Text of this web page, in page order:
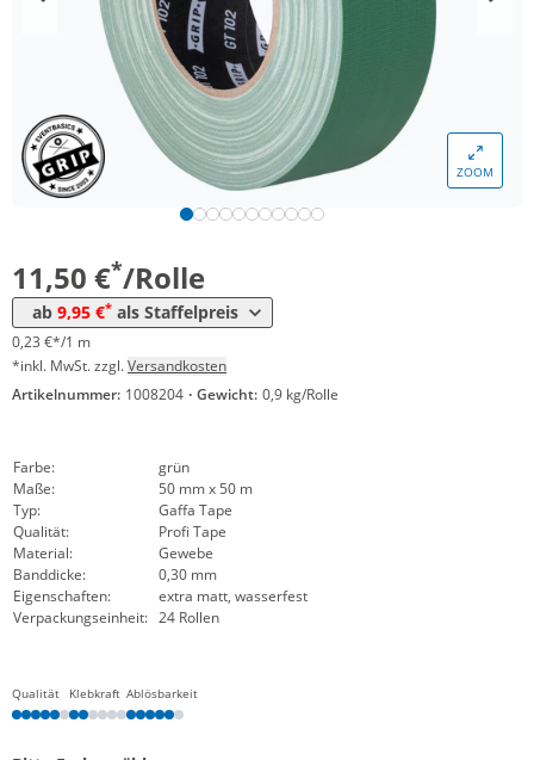
ZOOM
11,50 €*/Rolle
ab 9,95 €* als Staffelpreis
Menge Preis
ab 24 Rollen 10,90 € 0,22 €*/1m
0,23 €*/1 m
*inkl. MwSt. zzgl.Versandkosten
Artikelnummer: 1008204 · Gewicht: 0,9 kg/Rolle
Farbe:
grün
Maße:
50 mm x 50 m
Typ:
Gaffa Tape
Qualität:
Profi Tape
Material:
Gewebe
Banddicke:
0,30 mm
Eigenschaften:
extra matt, wasserfest
Verpackungseinheit: 24 Rollen
Qualität Klebkraft Ablösbarkeit